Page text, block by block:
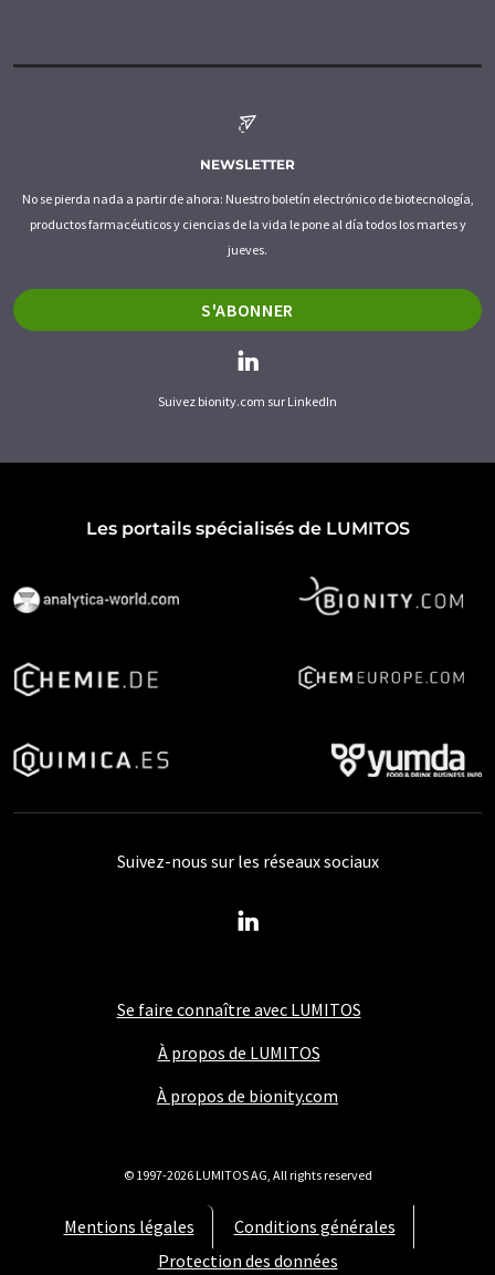
NEWSLETTER
No se pierda nada a partir de ahora: Nuestro boletín electrónico de biotecnología,
productos farmacéuticos y ciencias de la vida le pone al día todos los martes y
jueves.
S'ABONNER
Suivez bionity.com sur LinkedIn
Les portails spécialisés de LUMITOS
Se faire connaître avec LUMITOS
À propos de LUMITOS
À propos de bionity.com
Mentions légales
Conditions générales
Protection des données
Suivez-nous sur les réseaux sociaux
© 1997-2026 LUMITOS AG, All rights reserved